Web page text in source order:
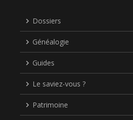
Dossiers
Généalogie
Guides
Le saviez-vous ?
Patrimoine